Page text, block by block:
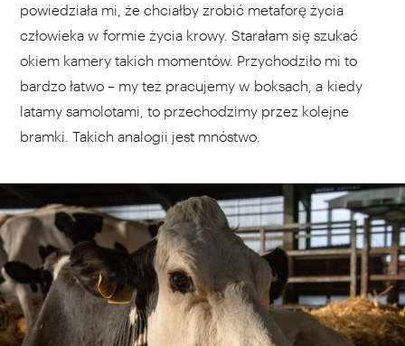
powiedziała mi, że chciałby zrobić metaforę życia
człowieka w formie życia krowy. Starałam się szukać
okiem kamery takich momentów. Przychodziło mi to
bardzo łatwo – my też pracujemy w boksach, a kiedy
latamy samolotami, to przechodzimy przez kolejne
bramki. Takich analogii jest mnóstwo.